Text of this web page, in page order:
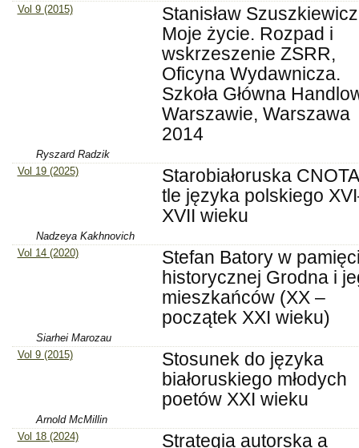
Vol 9 (2015)
Stanisław
Moje życie. Rozpad i
wskrzeszenie ZSRR,
Oficyna Wydawnicza.
Szkoła Główna
Warszawie, Warszawa
2014
Ryszard Radzik
Vol 19 (2025)
Starobiałoruska
tle języka polskiego
XVII wieku
Nadzeya Kakhnovich
Vol 14 (2020)
Stefan Batory w
historycznej Grodna i
mieszkańców (XX –
początek XXI wieku)
Siarhei Marozau
Vol 9 (2015)
Stosunek do języka
białoruskiego młodych
poetów XXI wieku
Arnold McMillin
Vol 18 (2024)
Strategia autorska a